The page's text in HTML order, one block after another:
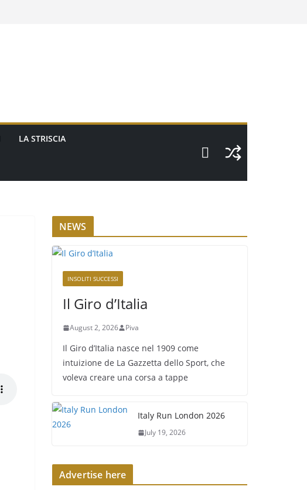
LA STRISCIA
NEWS
INSOLITI SUCCESSI
Il Giro d’Italia
August 2, 2026 Piva
Il Giro d’Italia nasce nel 1909 come
intuizione de La Gazzetta dello Sport, che
voleva creare una corsa a tappe
Italy Run London 2026
July 19, 2026
Advertise here